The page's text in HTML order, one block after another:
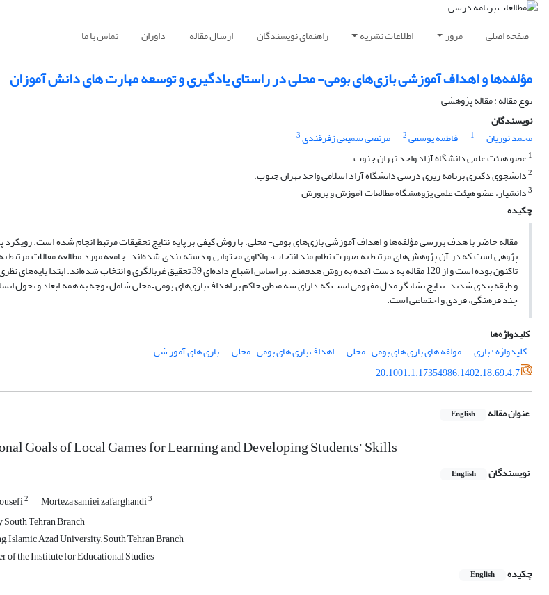
صفحه اصلی مرور اطلاعات نشریه راهنمای نویسندگان ارسال مقاله داوران تماس با ما
مؤلفه‌ها و اهداف آموزشی بازی‌های بومی- محلی در راستای یادگیری و توسعه مهارت های دانش آموزان
نوع مقاله : مقاله پژوهشی
نویسندگان
محمد نوریان
1 فاطمه یوسفی2 مرتضی سمیعی زفرقندی3
1عضو هیئت علمی دانشگاه آزاد واحد تهران جنوب
2دانشجوی دکتری برنامه ریزی درسی دانشگاه آزاد اسلامی واحد تهران جنوب،
3دانشیار، عضو هیئت علمی پژوهشگاه مطالعات آموزش و پرورش
چکیده
مقاله حاضر با هدف بررسی مؤلفه‌ها و اهداف آموزشی بازی‌های بومی- محلی، با روش کیفی بر پایه نتایج تحقیقات مرتبط انجام شده است.
تاکنون بوده است و از 120 مقاله به دست آمده به روش هدفمند، بر اساس اشباع داده‌ای 39 تحقیق
و طبقه بندی شدند. نتایج نشانگر مدل مفهومی است که دارای سه منطق حاکم بر اهداف بازی‌های بومی – محلی شامل توجه به همه ابعاد و تحول
چند فرهنگی، فردی و اجتماعی است.
کلیدواژه‌ها
کلیدواژه : بازی
مولفه های بازی های بومی- محلی اهداف بازی های بومی- محلی
بازی های آموز شی
20.1001.1.17354986.1402.18.69.4.7
عنوان مقاله English
Goals of Local Games for Learning and Developing Students’ Skills
نویسندگان English
2 Morteza samiei zafarghandi3
Tehran Branch
Islamic Azad University, South Tehran Branch,
of the Institute for Educational Studies
چکیده
English